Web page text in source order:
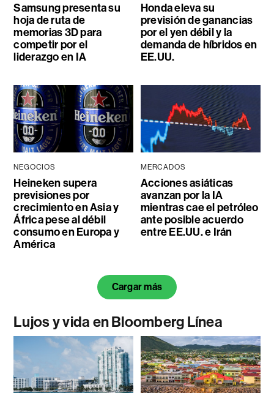
Samsung presenta su
hoja de ruta de
memorias 3D para
competir por el
liderazgo en IA
Honda eleva su
previsión de ganancias
por el yen débil y la
demanda de híbridos en
EE.UU.
NEGOCIOS
Heineken supera
previsiones por
crecimiento en Asia y
África pese al débil
consumo en Europa y
América
MERCADOS
Acciones asiáticas
avanzan por la IA
mientras cae el petróleo
ante posible acuerdo
entre EE.UU. e Irán
Cargar más
Lujos y vida en Bloomberg Línea